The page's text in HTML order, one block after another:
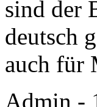
sind der
deutsch
auch für
Admin -